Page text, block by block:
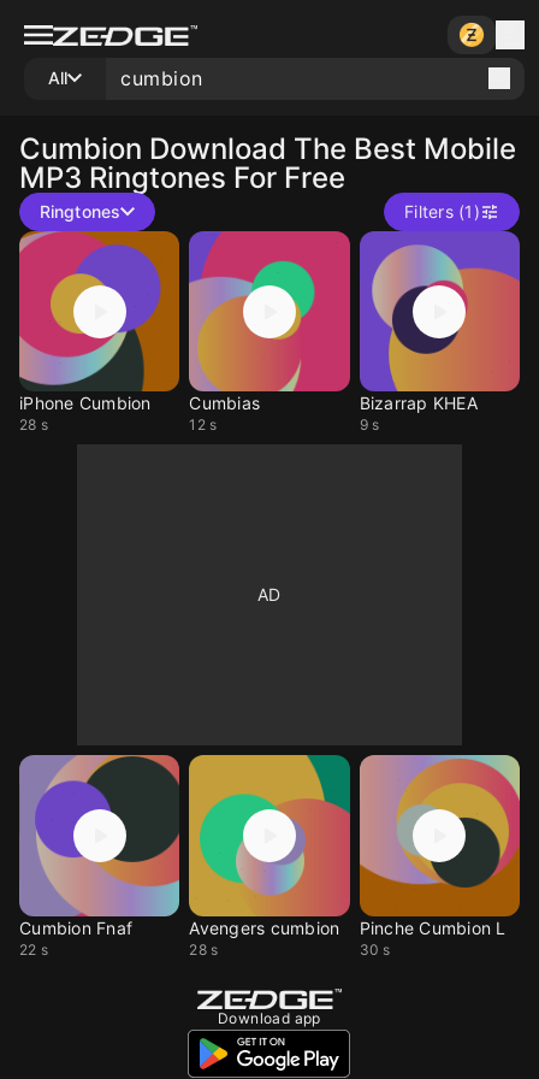
All
Cumbion Download The Best Mobile
MP3 Ringtones For Free
Ringtones Filters (1)
iPhone Cumbion
28 s
Cumbias
12 s
Bizarrap KHEA
9 s
Cumbion Fnaf
22 s
Avengers cumbion
28 s
Pinche Cumbion L
30 s
Download app